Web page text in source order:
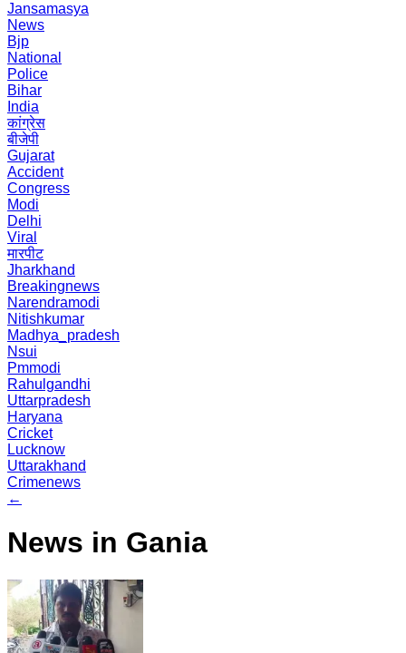
Jansamasya
News
Bjp
National
Police
Bihar
India
कांग्रेस
बीजेपी
Gujarat
Accident
Congress
Modi
Delhi
Viral
मारपीट
Jharkhand
Breakingnews
Narendramodi
Nitishkumar
Madhya_pradesh
Nsui
Pmmodi
Rahulgandhi
Uttarpradesh
Haryana
Cricket
Lucknow
Uttarakhand
Crimenews
←
News in Gania